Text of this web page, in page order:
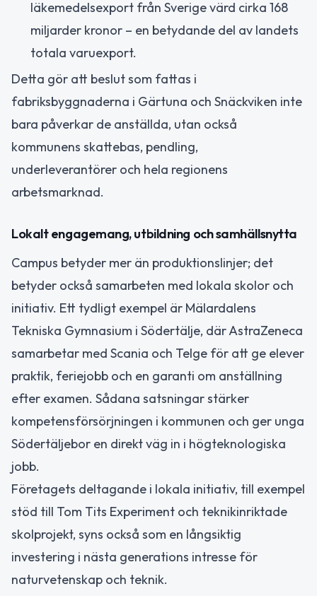
läkemedelsexport från Sverige värd cirka 168
miljarder kronor – en betydande del av landets
totala varuexport.
Detta gör att beslut som fattas i
fabriksbyggnaderna i Gärtuna och Snäckviken inte
bara påverkar de anställda, utan också
kommunens skattebas, pendling,
underleverantörer och hela regionens
arbetsmarknad.
Lokalt engagemang, utbildning och samhällsnytta
Campus betyder mer än produktionslinjer; det
betyder också samarbeten med lokala skolor och
initiativ. Ett tydligt exempel är Mälardalens
Tekniska Gymnasium i Södertälje, där AstraZeneca
samarbetar med Scania och Telge för att ge elever
praktik, feriejobb och en garanti om anställning
efter examen. Sådana satsningar stärker
kompetensförsörjningen i kommunen och ger unga
Södertäljebor en direkt väg in i högteknologiska
jobb.
Företagets deltagande i lokala initiativ, till exempel
stöd till Tom Tits Experiment och teknikinriktade
skolprojekt, syns också som en långsiktig
investering i nästa generations intresse för
naturvetenskap och teknik.